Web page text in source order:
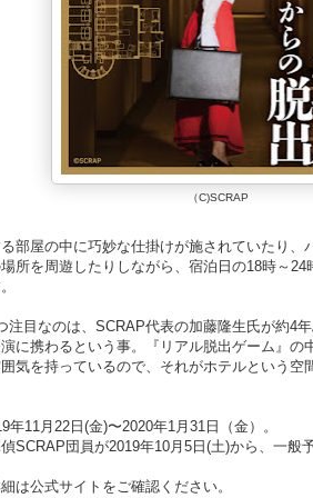
（C)SCRAP
部屋の中に巧妙な仕掛けが施されていたり、
所を周遊したりしながら、宿泊日の18時～
注目なのは、SCRAP代表の加藤隆生氏が約4
に携わるという事。『リアル脱出ゲーム』の
気を持っているので、それがホテルという空
年11月22日(金)〜2020年1月31日（金）。
SCRAP団員が2019年10月5日(土)から、一般
は公式サイトをご確認ください。